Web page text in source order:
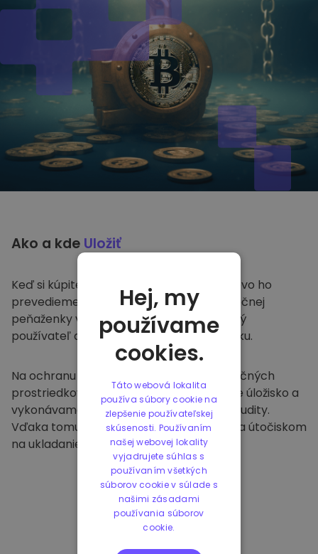
Ako a kde Uložiť
Keď si kúpite na Kriptomat
, bezproblémovo ho
prevedieme do vašej vyhradenej a bezpečnej
peňaženky v rámci našej platformy. Každý
používateľ dostane individuálnu peňaženku.
Na ochranu našich zákazníkov a ich finančných
prostriedkov ponúkame bezpečné offline úložisko a
vykonávame pravidelné bezpečnostné audity.
Vďaka tomuto prístupu je naša platforma útočiskom
na ukladanie a iných kryptomien.
Hej, my
používame
cookies.
Táto webová lokalita
používa súbory cookie na
zlepšenie používateľskej
skúsenosti. Používaním
našej webovej lokality
vyjadrujete súhlas s
používaním všetkých
súborov cookie v súlade s
našimi zásadami
používania súborov
cookie.